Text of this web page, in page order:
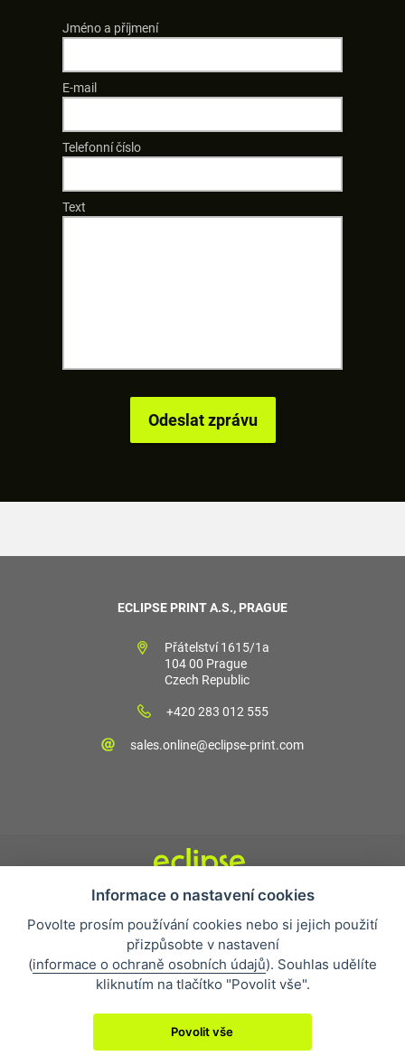
Jméno a příjmení
E-mail
Telefonní číslo
Text
ECLIPSE PRINT A.S., PRAGUE
Přátelství 1615/1a
104 00 Prague
Czech Republic
+420 283 012 555
sales.online@eclipse-print.com
Obchodní podmínky
Nejčastější otázky
Ochrana osobních údajů
O společnosti
Whistleblowing
Informace o nastavení cookies
Povolte prosím používání cookies nebo si jejich použití
přizpůsobte v nastavení
(informace o ochraně osobních údajů). Souhlas udělíte
kliknutím na tlačítko "Povolit vše".
Povolit vše